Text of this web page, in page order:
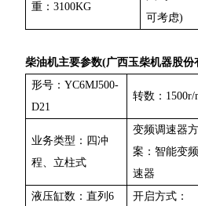
重：3100KG
可考虑)
柴油机主要参数(广西玉柴机器股份
形号：YC6MJ500-
D21
转数：1500r/
业务类型：四冲
程、立柱式
变频调速器方
案：智能变
速器
液压缸数：直列6
开启方式：